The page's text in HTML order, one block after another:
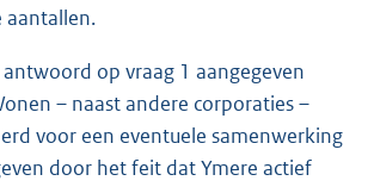
aantallen.
op vraag 1 aangegeven
– naast andere corporaties –
voor een eventuele samenwerking
door het feit dat Ymere actief